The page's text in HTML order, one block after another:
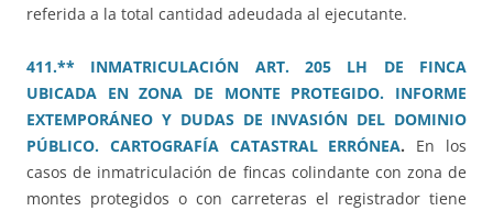
referida a la total cantidad adeudada al ejecutante.
411.** INMATRICULACIÓN ART. 205 LH DE FINCA
UBICADA EN ZONA DE MONTE PROTEGIDO. INFORME
EXTEMPORÁNEO Y DUDAS DE INVASIÓN DEL DOMINIO
PÚBLICO. CARTOGRAFÍA CATASTRAL ERRÓNEA. En los
casos de inmatriculación de fincas colindante con zona de
montes protegidos o con carreteras el registrador tiene